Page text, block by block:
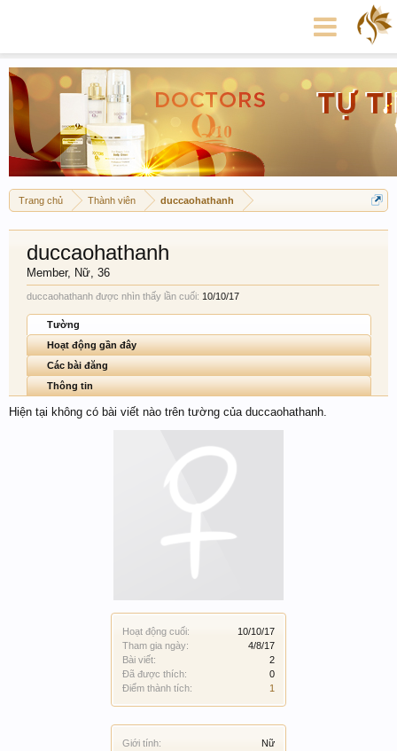
Trang chủ Thành viên duccaohathanh
Hoạt động cuối:
10/10/17
Tham gia ngày:
4/8/17
Bài viết:
2
Đã được thích:
0
Điểm thành tích:
1
Giới tính:
Nữ
duccaohathanh
Member, Nữ, 36
duccaohathanh được nhìn thấy lần cuối: 10/10/17
Tường
Hoạt động gần đây
Các bài đăng
Thông tin
Hiện tại không có bài viết nào trên tường của duccaohathanh.